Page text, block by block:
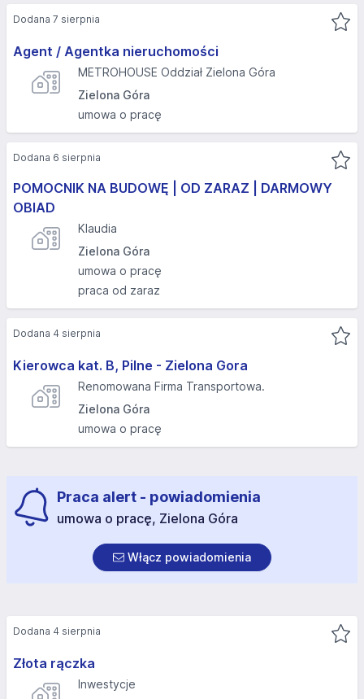
Agent / Agentka nieruchomości
METROHOUSE Oddział Zielona Góra
Zielona Góra
umowa o pracę
Dodana 7 sierpnia
POMOCNIK NA BUDOWĘ | OD ZARAZ | DARMOWY
OBIAD
Klaudia
Zielona Góra
umowa o pracę
praca od zaraz
Dodana 6 sierpnia
Kierowca kat. B, Pilne - Zielona Gora
Renomowana Firma Transportowa.
Zielona Góra
umowa o pracę
Dodana 4 sierpnia
Praca alert - powiadomienia
umowa o pracę, Zielona Góra
Włącz powiadomienia
Złota rączka
Inwestycje
Dodana 4 sierpnia